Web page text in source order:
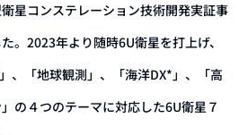
星コンステレーション技術開発実証事
。2023年より随時6U衛星を打上げ、
、「地球観測」、「海洋DX*」、「高
の４つのテーマに対応した6U衛星７